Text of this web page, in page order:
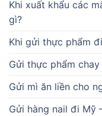
Khi xuất khẩu các
gì?
Khi gửi thực phẩm
Gửi thực phẩm
Gửi mì ăn liền cho
Gửi hàng nail đi Mỹ